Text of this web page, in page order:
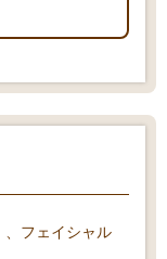
フェイシャル